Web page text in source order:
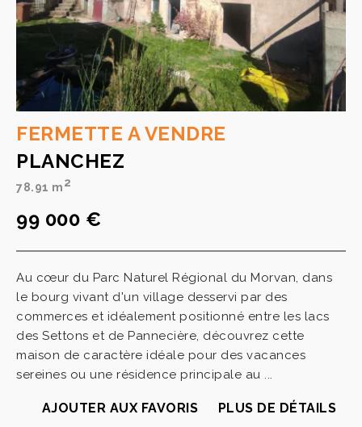
FERMETTE A VENDRE
PLANCHEZ
78.91 m2
99 000 €
Au cœur du Parc Naturel Régional du Morvan, dans
le bourg vivant d'un village desservi par des
commerces et idéalement positionné entre les lacs
des Settons et de Pannecière, découvrez cette
maison de caractère idéale pour des vacances
sereines ou une résidence principale au ...
AJOUTER AUX FAVORIS PLUS DE DÉTAILS